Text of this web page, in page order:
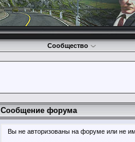
Сообщество
Сообщение форума
Вы не авторизованы на форуме или не